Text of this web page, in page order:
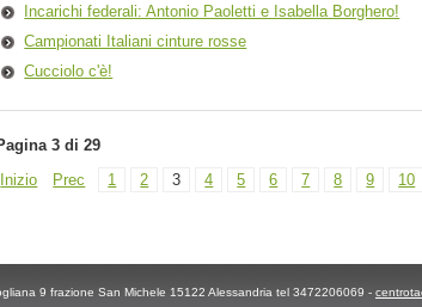
Incarichi federali: Antonio Paoletti e Isabella Borghero!
Campionati Italiani cinture rosse
Cucciolo c'è!
3 di 29
Inizio
Prec 1 2 3 4 5 6 7 8 9 10
9 frazione San Michele 15122 Alessandria tel 3472206069 -